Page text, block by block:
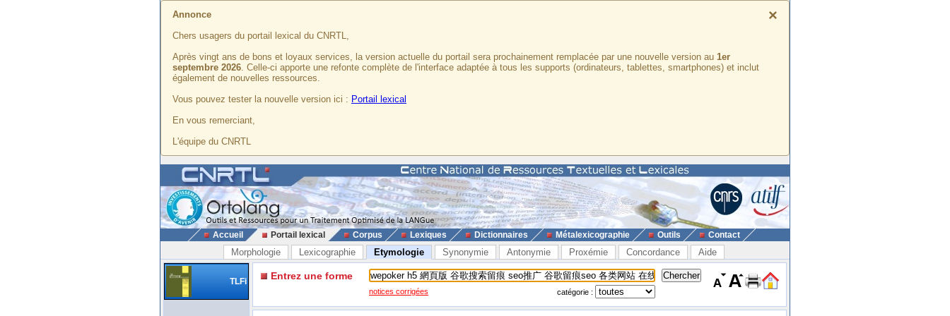
×
Annonce
Chers usagers du portail lexical du CNRTL,
Après vingt ans de bons et loyaux services, la version actuelle du portail sera prochainement remplacée par une nouvelle version au 1er
septembre 2026. Celle-ci apporte une refonte complète de l'interface adaptée à tous les supports (ordinateurs, tablettes, smartphones) et inclut
également de nouvelles ressources.
Vous pouvez tester la nouvelle version ici : Portail lexical
En vous remerciant,
L'équipe du CNRTL
Accueil Portail lexical Corpus Lexiques Dictionnaires Métalexicographie Outils Contact
Morphologie Lexicographie Etymologie Synonymie Antonymie Proxémie Concordance Aide
TLFi Entrez une forme
notices corrigées catégorie :